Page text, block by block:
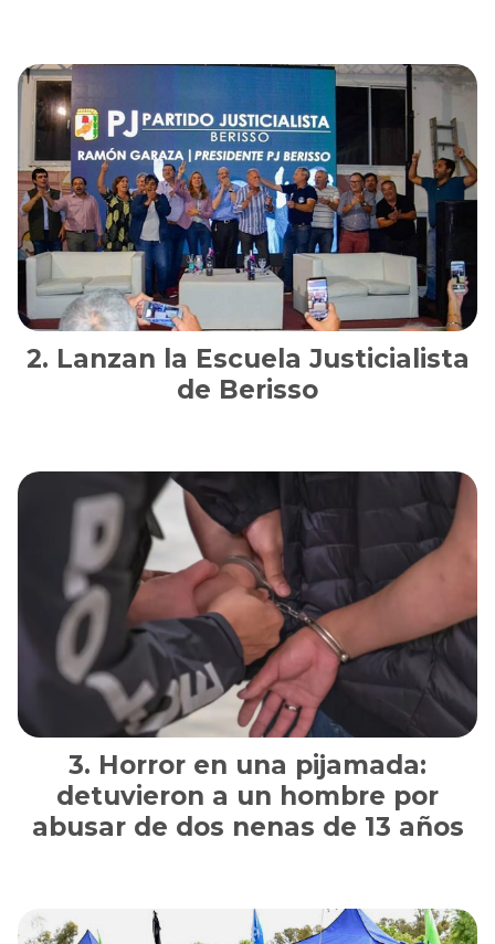
Lanzan la Escuela Justicialista
de Berisso
Horror en una pijamada:
detuvieron a un hombre por
abusar de dos nenas de 13 años